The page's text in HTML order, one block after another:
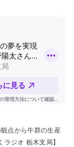
点から牛群の生産
ジオ 栃木支局】